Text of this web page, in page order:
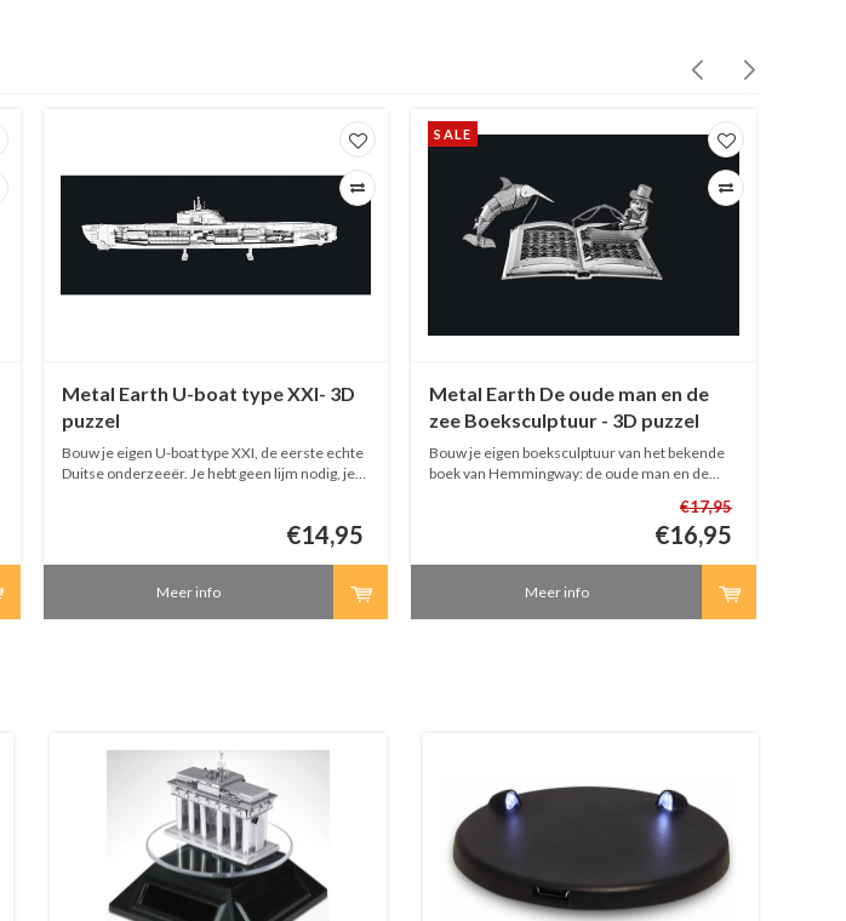
Metal Earth U-boat type XXI- 3D
puzzel
Bouw je eigen U-boat type XXI, de eerste echte
Duitse onderzeeër. Je hebt geen lijm nodig, je
€14,95
Meer info
SALE
Metal Earth De oude man en de
zee Boeksculptuur - 3D puzzel
Bouw je eigen boeksculptuur van het bekende
boek van Hemmingway: de oude man en de
€17,95
€16,95
Meer info